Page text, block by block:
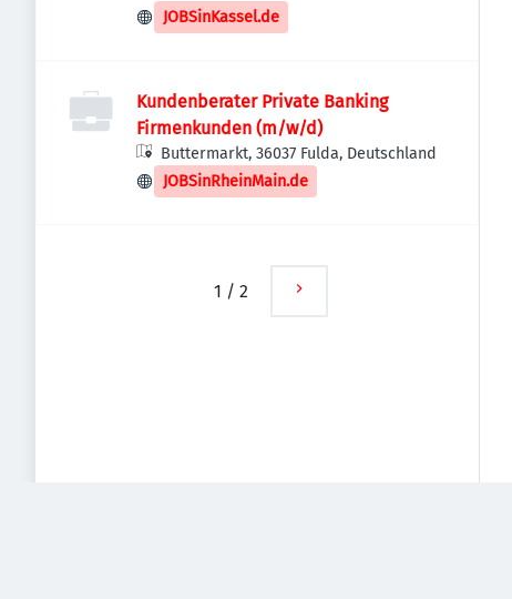
JOBSinKassel.de
Kundenberater Private Banking
Firmenkunden (m/w/d)
Buttermarkt, 36037 Fulda, Deutschland
JOBSinRheinMain.de
1 / 2